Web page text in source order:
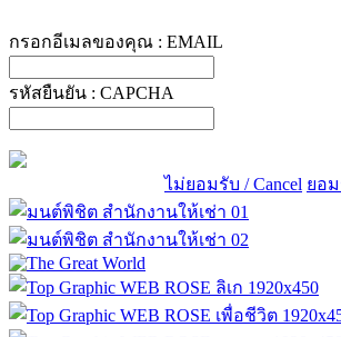
กรอกอีเมลของคุณ : EMAIL
รหัสยืนยัน : CAPCHA
ไม่ยอมรับ / Cancel ยอม